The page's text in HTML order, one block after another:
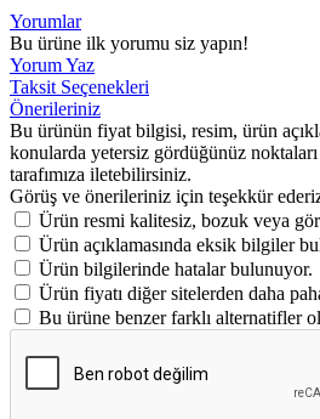
Yorumlar
Bu ürüne ilk yorumu siz yapın!
Yorum Yaz
Taksit Seçenekleri
Önerileriniz
Bu ürünün fiyat bilgisi, resim, ürün
konularda yetersiz gördüğünüz
tarafımıza iletebilirsiniz.
Görüş ve önerileriniz için teşekkür
Ürün resmi kalitesiz, bozuk veya
Ürün açıklamasında eksik bilgiler
Ürün bilgilerinde hatalar bulunuyor.
Ürün fiyatı diğer sitelerden daha
Bu ürüne benzer farklı alternatifler